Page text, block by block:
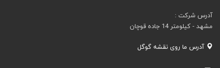
آدرس شرکت :
مشهد - کیلومتر 14 جاده قوچان
آدرس ما روی نقشه گوگل